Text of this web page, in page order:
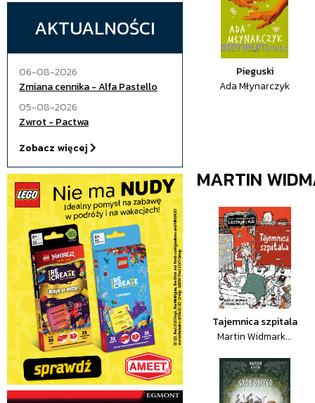
AKTUALNOŚCI
06-08-2026
Zmiana cennika - Alfa Pastello
05-08-2026
Zwrot - Pactwa
Zobacz więcej
Pieguski
Ada Młynarczyk
MARTIN
Tajemnica szpitala
Martin Widmark...